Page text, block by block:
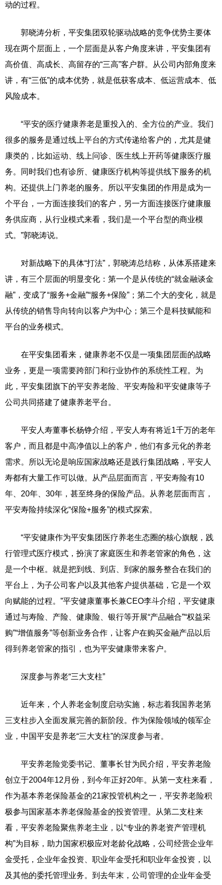
动的过程。
郭晓涛分析，平安集团双轮驱动战略的竞争优势主要体
现在两个层面上，一个层面是从客户角度来讲，平安集团有
高价值、高成长、高留存的“三高”客户群。从公司内部角度来
讲，有“三低”的成本优势，就是低获客成本、低运营成本、低
风险成本。
“平安的医疗健康养老是重投入的、全方位的产业。我们
很多的服务是通过线上平台的方式传递给客户的，尤其是健
康类的，比如运动、线上问诊、医生线上开药等健康医疗服
务。同时我们也有诊所、健康医疗机构等提供线下服务的机
构。还提供上门养老的服务。所以平安集团的作用是成为一
个平台，一方面连接我们的客户，另一方面连接医疗健康服
务供应商，从行业模式来看，我们是一个平台型的商业模
式。”郭晓涛说。
对新战略下的具体“打法”，郭晓涛总结称，从体系搭建来
讲，有三个层面的明显变化：第一个是从传统的“就金融谈金
融”，变成了“服务+金融”“服务+保险”；第二个大的变化，就是
从传统的销售导向转向以客户为中心；第三个是科技赋能和
平台的业务模式。
在平安集团看来，健康养老不仅是一项集团层面的战略
业务，更是一项需要跨部门和行业协作的系统性工程。为
此，平安集团旗下的平安养老险、平安寿险和平安健康等子
公司共同搭建了健康养老平台。
平安人寿董事长杨铮介绍，平安人寿有将近1千万的老年
客户，而且都是中高净值以上的客户，他们有多元化的养老
需求。所以无论是响应国家战略还是践行集团战略，平安人
寿都有大量工作可以做。从产品层面而言，平安寿险有10
年、20年、30年，甚至终身的保险产品。从养老层面而言，
平安寿险持续深化“保险+服务”的模式探索。
“平安健康作为平安集团医疗养老生态圈的核心旗舰，践
行管理式医疗模式，扮演了家庭医生和养老管家的角色，这
是一个中枢。就是把到线、到店、到家的服务整合在我们的
平台上，为子公司客户以及其他客户提供基础，它是一个双
向赋能的过程。”平安健康董事长兼CEO李斗介绍，平安健康
通过与寿险、产险、健康险、银行等开展“产品融合”“权益采
购”“增值服务”等创新业务合作，让客户在购买金融产品以后
得到养老管家的指引，也为平安健康带来客户。
深度参与养老“三大支柱”
近年来，个人养老金制度启动实施，标志着我国养老第
三支柱步入全面发展完善的新阶段。作为保险领域的领军企
业，中国平安是养老“三大支柱”的深度参与者。
平安养老险党委书记、董事长甘为民介绍，平安养老险
创立于2004年12月份，到今年正好20年。从第一支柱来看，
作为基本养老保险基金的21家投管机构之一，平安养老险积
极参与国家基本养老保险基金的投资管理。从第二支柱来
看，平安养老险聚焦养老主业，以“专业的养老资产管理机
构”为目标，助力国家积极应对老龄化战略，公司经营企业年
金受托，企业年金投资、职业年金受托和职业年金投资，以
及其他的委托管理业务。到去年末，公司管理的企业年金受